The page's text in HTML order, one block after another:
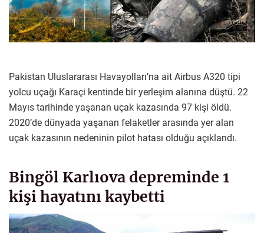
Pakistan Uluslararası Havayolları’na ait Airbus A320 tipi
yolcu uçağı Karaçi kentinde bir yerleşim alanına düştü. 22
Mayıs tarihinde yaşanan uçak kazasında 97 kişi öldü.
2020’de dünyada yaşanan felaketler arasında yer alan
uçak kazasının nedeninin pilot hatası olduğu açıklandı.
Bingöl Karlıova depreminde 1
kişi hayatını kaybetti